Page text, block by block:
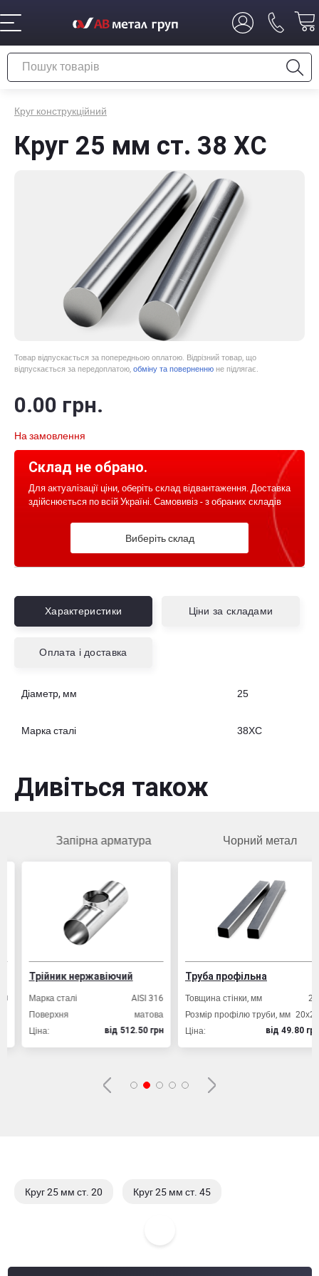
Круг конструкційний
Круг 25 мм ст. 38 ХС
Товар відпускається за попередньою оплатою. Відрізний товар, що
відпускається за передоплатою, обміну та поверненню не підлягає.
0.00 грн.
На замовлення
Склад не обрано.
Для актуалізації ціни, оберіть склад відвантаження. Доставка
здійснюється по всій Україні. Самовивіз - з обраних складів
Виберіть склад
Характеристики Ціни за складами
Оплата і доставка
Діаметр, мм 25
Марка сталі 38ХC
Дивіться також
Запірна арматура
Трійник нержавіючий
Марка сталі
AISI 316
Поверхня
матова
Ціна:
вiд 512.50 грн
Чорний метал
Труба профільна
Товщина стінки, мм
Розмір профілю труби, мм
20х20
Ціна:
вiд 49.80 грн
Круг 25 мм ст. 20 Круг 25 мм ст. 45